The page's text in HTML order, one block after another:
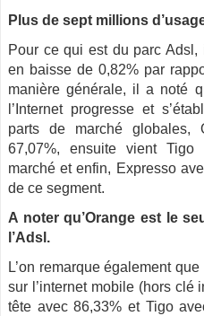
Plus de sept millions
Pour ce qui est du parc
en baisse de 0,82% par
manière générale, il a noté
l’Internet progresse et
parts de marché globales,
67,07%, ensuite vient
marché et enfin, Expresso
de ce segment.
A noter qu’Orange est le
l’Adsl.
L’on remarque également
sur l’internet mobile (hors clé
tête avec 86,33% et Tigo